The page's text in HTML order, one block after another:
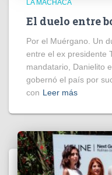
LA MACHACA
El duelo entre
Por el Muérgano. Un
entre el ex presidente
mandatario, Danielito
gobernó el país por
con Leer más